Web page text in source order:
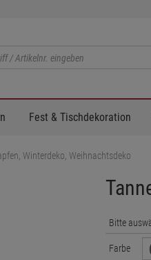
Fest & Tischdekoration
Winterdeko, Weihnachtsdeko
Bitte
Farbe